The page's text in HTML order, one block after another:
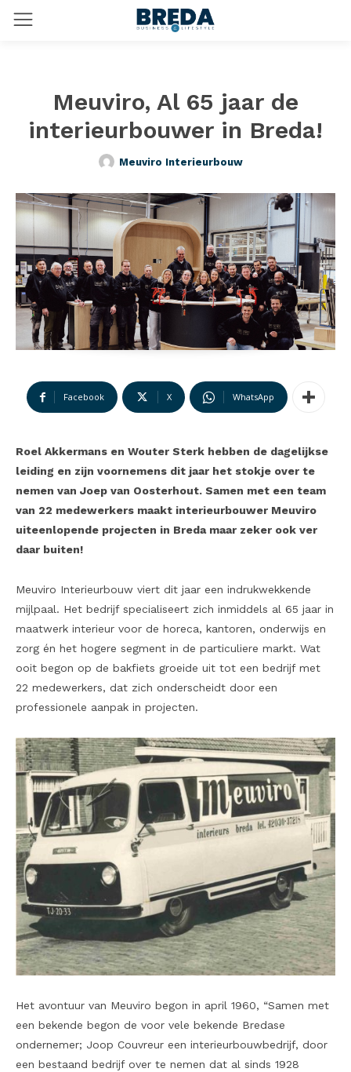
Meuviro, Al 65 jaar de
interieurbouwer in Breda!
Meuviro Interieurbouw
Facebook X WhatsApp
Roel Akkermans en Wouter Sterk hebben de dagelijkse
leiding en zijn voornemens dit jaar het stokje over te
nemen van Joep van Oosterhout. Samen met een team
van 22 medewerkers maakt interieurbouwer Meuviro
uiteenlopende projecten in Breda maar zeker ook ver
daar buiten!
Meuviro Interieurbouw viert dit jaar een indrukwekkende
mijlpaal. Het bedrijf specialiseert zich inmiddels al 65 jaar in
maatwerk interieur voor de horeca, kantoren, onderwijs en
zorg én het hogere segment in de particuliere markt. Wat
ooit begon op de bakfiets groeide uit tot een bedrijf met
22 medewerkers, dat zich onderscheidt door een
professionele aanpak in projecten.
Het avontuur van Meuviro begon in april 1960, “Samen met
een bekende begon de voor vele bekende Bredase
ondernemer; Joop Couvreur een interieurbouwbedrijf, door
een bestaand bedrijf over te nemen dat al sinds 1928